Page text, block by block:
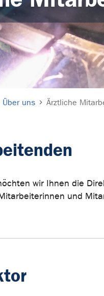
Über uns Ärztliche
wir Ihnen die
und